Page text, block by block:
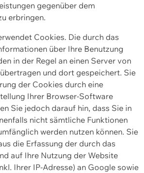
gegenüber dem
erbringen.
Cookies. Die durch das
über Ihre Benutzung
in der Regel an einen Server von
und dort gespeichert. Sie
der Cookies durch eine
Ihrer Browser-Software
Sie jedoch darauf hin, dass Sie in
nicht sämtliche Funktionen
werden nutzen können. Sie
die Erfassung der durch das
auf Ihre Nutzung der Website
Ihrer IP-Adresse) an Google sowie